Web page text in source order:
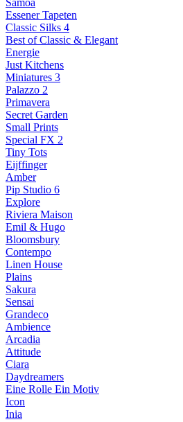
Samoa
Essener Tapeten
Classic Silks 4
Best of Classic & Elegant
Energie
Just Kitchens
Miniatures 3
Palazzo 2
Primavera
Secret Garden
Small Prints
Special FX 2
Tiny Tots
Eijffinger
Amber
Pip Studio 6
Explore
Riviera Maison
Emil & Hugo
Bloomsbury
Contempo
Linen House
Plains
Sakura
Sensai
Grandeco
Ambience
Arcadia
Attitude
Ciara
Daydreamers
Eine Rolle Ein Motiv
Icon
Inia